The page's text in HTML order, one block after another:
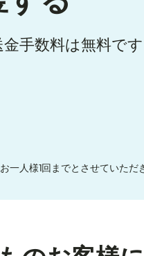
手数料は無料です
一人様1回までとさせていた